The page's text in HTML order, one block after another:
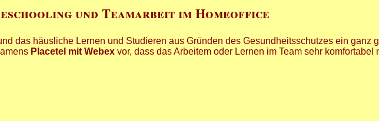
und Teamarbeit im Homeoffice
das häusliche Lernen und Studieren aus Gründen des Gesundheitsschutzes ein ganz
Placetel mit Webex vor, dass das Arbeitem oder Lernen im Team sehr komfortabel